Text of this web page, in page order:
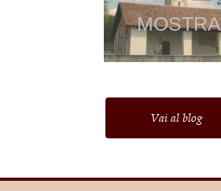
MOSTRA
Vai al blog